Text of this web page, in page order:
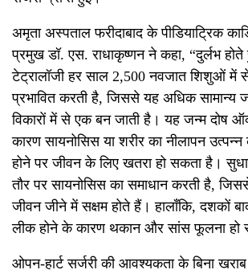
अमृता अस्पताल फरीदाबाद के पीडियाट्रिक
प्रमुख डॉ. एस. राधाकृष्णन ने कहा, “दुर्लभ
टेट्रालॉजी हर साल 2,500 नवजात शिशुओं में
प्रभावित करती है, जिससे यह अधिक सामान्य
विकारों में से एक बन जाती है। यह जन्म दोष
कारण सायनोसिस या शरीर का नीलापन
होने पर जीवन के लिए खतरा हो सकता है।
तौर पर सायनोसिस का समाधान करती है,
जीवन जीने में सक्षम होते हैं। हालाँकि, दशकों
लीक होने के कारण थकान और सांस फूलना हो
ओपन-हार्ट सर्जरी की आवश्यकता के बिना खराब